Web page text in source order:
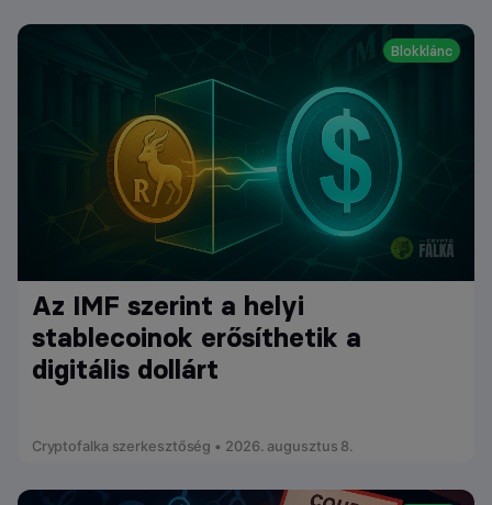
Blokklánc
Az IMF szerint a helyi
stablecoinok erősíthetik a
digitális dollárt
Cryptofalka szerkesztőség • 2026. augusztus 8.